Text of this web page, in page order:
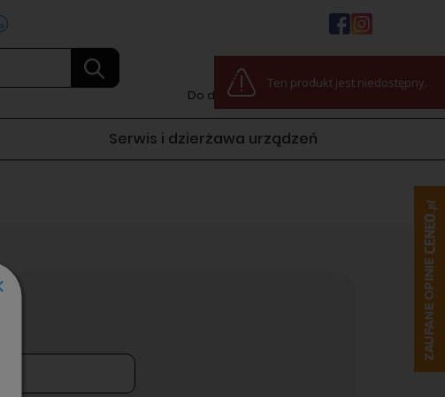
Do darmowej dostawy: 100,00 zł
Serwis i dzierżawa urządzeń
Ten produkt jest niedostępny.